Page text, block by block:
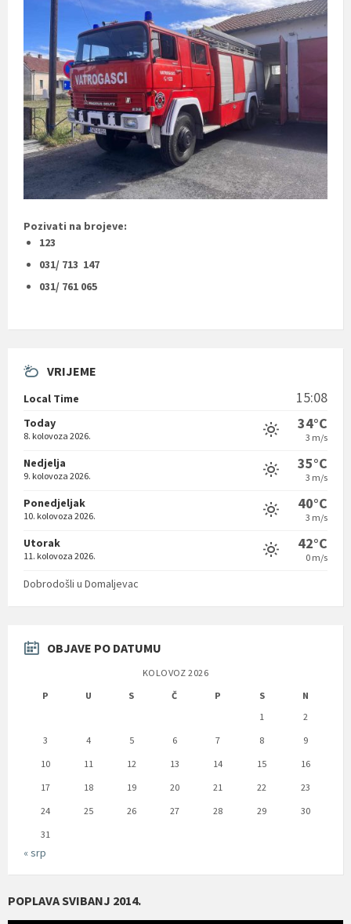
Pozivati na brojeve:
123
031/ 713 147
031/ 761 065
VRIJEME
Local Time 15:08
Today
8. kolovoza 2026.
34°C
3 m/s
Nedjelja
9. kolovoza 2026.
35°C
3 m/s
Ponedjeljak
10. kolovoza 2026.
40°C
3 m/s
Utorak
11. kolovoza 2026.
42°C
0 m/s
Dobrodošli u Domaljevac
OBJAVE PO DATUMU
KOLOVOZ 2026
P
U S Č P S
N
1
2
3
4 5 6 7 8
9
10
11 12 13 14 15
16
17
18 19 20 21 22
23
24
25 26 27 28 29
30
31
« srp
POPLAVA SVIBANJ 2014.